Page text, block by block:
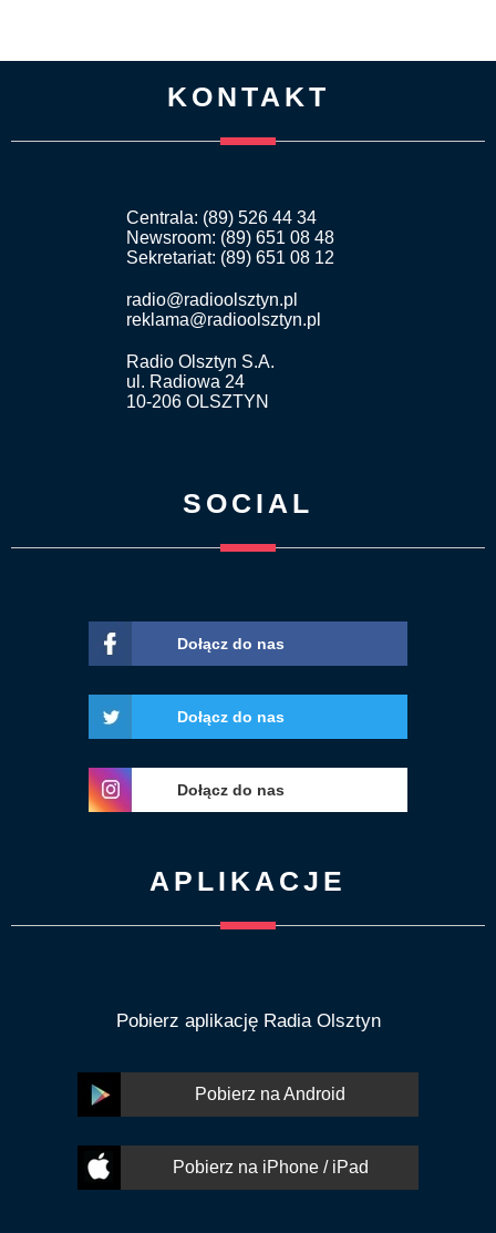
KONTAKT
Centrala: (89) 526 44 34
Newsroom: (89) 651 08 48
Sekretariat: (89) 651 08 12
radio@radioolsztyn.pl
reklama@radioolsztyn.pl
Radio Olsztyn S.A.
ul. Radiowa 24
10-206 OLSZTYN
SOCIAL
Dołącz do nas
Dołącz do nas
Dołącz do nas
APLIKACJE
Pobierz aplikację Radia Olsztyn
Pobierz na Android
Pobierz na iPhone / iPad